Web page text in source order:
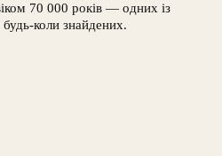
70 000 років — одних із
коли знайдених.